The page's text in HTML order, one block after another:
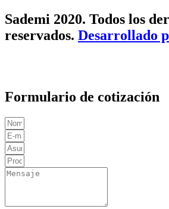
Sademi 2020. Todos los
reservados. Desarrollado
Formulario de cotización